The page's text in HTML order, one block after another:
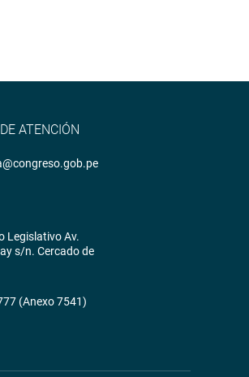
ATENCIÓN
Legislativo Av.
s/n. Cercado de
(Anexo 7541)